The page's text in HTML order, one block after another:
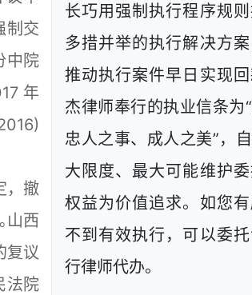
制交
中院
年
，撤
山西
复议
法院
长巧用强制执行程序规
多措并举的执行解决方
推动执行案件早日实现
杰律师奉行的执业信条为“
忠人之事、成人之美”，
大限度、最大可能维护
权益为价值追求。如您
不到有效执行，可以委
行律师代办。